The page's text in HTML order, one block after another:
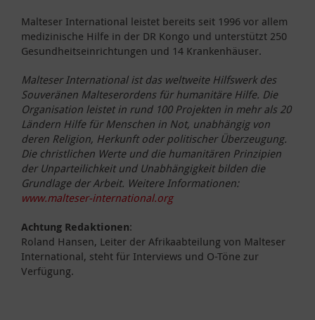
Malteser International leistet bereits seit 1996 vor allem
medizinische Hilfe in der DR Kongo und unterstützt 250
Gesundheitseinrichtungen und 14 Krankenhäuser.
Malteser International ist das weltweite Hilfswerk des
Souveränen Malteserordens für humanitäre Hilfe. Die
Organisation leistet in rund 100 Projekten in mehr als 20
Ländern Hilfe für Menschen in Not, unabhängig von
deren Religion, Herkunft oder politischer Überzeugung.
Die christlichen Werte und die humanitären Prinzipien
der Unparteilichkeit und Unabhängigkeit bilden die
Grundlage der Arbeit. Weitere Informationen:
www.malteser-international.org
Achtung Redaktionen:
Roland Hansen, Leiter der Afrikaabteilung von Malteser
International, steht für Interviews und O-Töne zur
Verfügung.